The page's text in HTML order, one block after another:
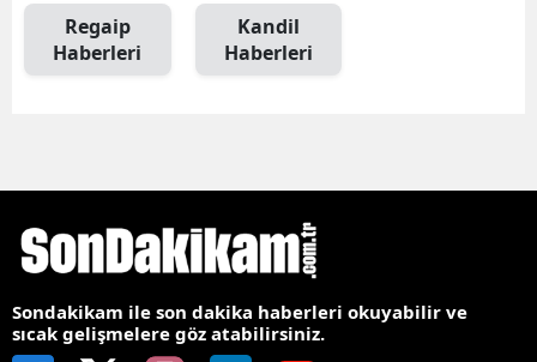
Regaip
Haberleri
Kandil
Haberleri
Sondakikam ile son dakika haberleri okuyabilir ve
sıcak gelişmelere göz atabilirsiniz.